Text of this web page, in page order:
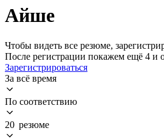
Айше
Чтобы видеть все резюме,
После регистрации покажем ещё 4 и
Зарегистрироваться
За всё время
По соответствию
20 резюме